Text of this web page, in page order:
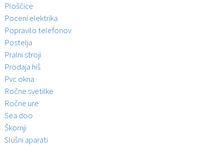
Ploščice
Poceni elektrika
Popravilo telefonov
Postelja
Pralni stroji
Prodaja hiš
Pvc okna
Ročne svetilke
Ročne ure
Sea doo
Škornji
Slušni aparati